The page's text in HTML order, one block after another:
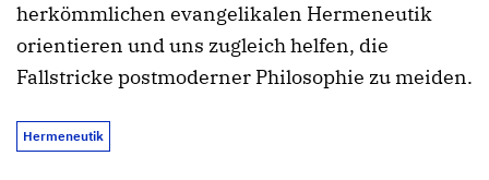
herkömmlichen evangelikalen Hermeneutik
orientieren und uns zugleich helfen, die
Fallstricke postmoderner Philosophie zu meiden.
Hermeneutik